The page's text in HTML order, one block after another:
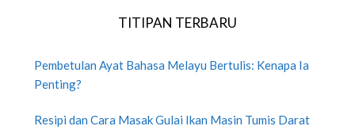
TITIPAN TERBARU
Pembetulan Ayat Bahasa Melayu Bertulis: Kenapa Ia
Penting?
Resipi dan Cara Masak Gulai Ikan Masin Tumis Darat